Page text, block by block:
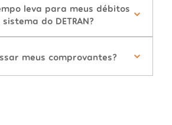
leva para meus débitos
do DETRAN?
meus comprovantes?